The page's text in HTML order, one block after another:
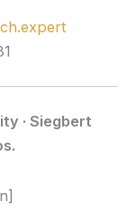
· Siegbert